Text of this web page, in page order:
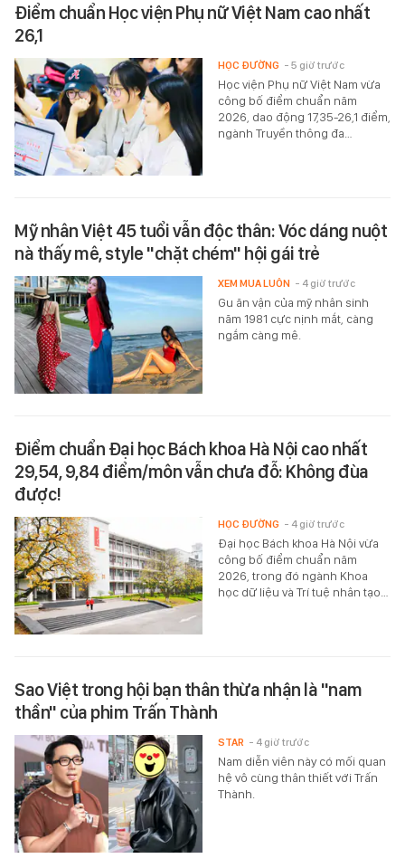
Điểm chuẩn Học viện Phụ nữ Việt Nam cao nhất
26,1
Học viện Phụ nữ Việt Nam vừa
công bố điểm chuẩn năm
2026, dao động 17,35-26,1 điểm,
ngành Truyền thông đa…
HỌC ĐƯỜNG - 5 giờ trước
Mỹ nhân Việt 45 tuổi vẫn độc thân: Vóc dáng nuột
nà thấy mê, style "chặt chém" hội gái trẻ
Gu ăn vận của mỹ nhân sinh
năm 1981 cực nịnh mắt, càng
ngắm càng mê.
XEM MUA LUÔN - 4 giờ trước
Điểm chuẩn Đại học Bách khoa Hà Nội cao nhất
29,54, 9,84 điểm/môn vẫn chưa đỗ: Không đùa
được!
Đại học Bách khoa Hà Nội vừa
công bố điểm chuẩn năm
2026, trong đó ngành Khoa
học dữ liệu và Trí tuệ nhân tạo…
HỌC ĐƯỜNG - 4 giờ trước
Sao Việt trong hội bạn thân thừa nhận là "nam
thần" của phim Trấn Thành
Nam diễn viên này có mối quan
hệ vô cùng thân thiết với Trấn
Thành.
STAR - 4 giờ trước